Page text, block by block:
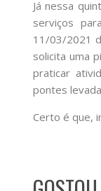
Já nessa
serviços
11/03/2021
solicita uma
praticar
pontes
Certo é que,